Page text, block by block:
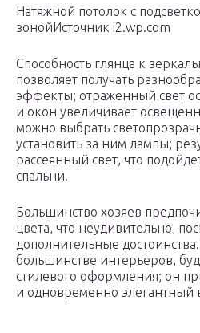
Натяжной потолок с
зонойИсточник i2.wp.com
Способность глянца к
позволяет получать
эффекты; отраженный свет
и окон увеличивает
можно выбрать
установить за ним лампы;
рассеянный свет, что
спальни.
Большинство хозяев
цвета, что неудивительно,
дополнительные
большинстве интерьеров,
стилевого оформления; он
и одновременно элегантный